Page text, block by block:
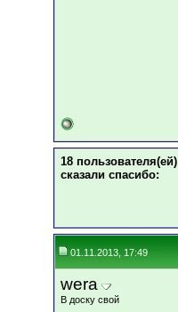
18 пользователя(ей)
сказали cпасибо:
01.11.2013, 17:49
wera
В доску свой